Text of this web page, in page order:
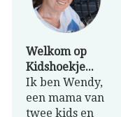
Welkom op
Kidshoekje...
Ik ben Wendy,
een mama van
twee kids en